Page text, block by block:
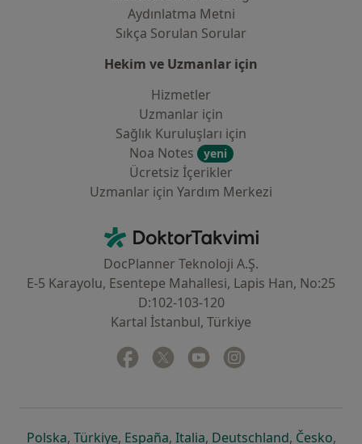
Aydınlatma Metni
Sıkça Sorulan Sorular
Hekim ve Uzmanlar için
Hizmetler
Uzmanlar için
Sağlık Kuruluşları için
Noa Notes
yeni
Ücretsiz İçerikler
Uzmanlar için Yardım Merkezi
DoktorTakvimi - Ana Sayfa
DocPlanner Teknoloji A.Ş.
E-5 Karayolu, Esentepe Mahallesi, Lapis Han, No:25
D:102-103-120
Kartal İstanbul, Türkiye
Facebook
yeni bir sekmede açılır
Twitter
yeni bir sekmede açılır
Youtube
yeni bir sekmede açılır
Polskayeni bir sekmede açılır
, Türkiyeyeni bir sekmede açılır
, Españayeni bir sekmede açılır
, Italiayeni bir sekmede açılır
, Deutschlandyeni bir
, Českoyeni
,